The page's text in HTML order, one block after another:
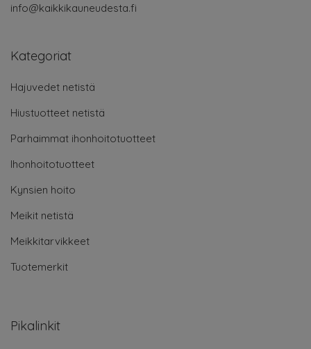
info@kaikkikauneudesta.fi
Kategoriat
Hajuvedet netistä
Hiustuotteet netistä
Parhaimmat ihonhoitotuotteet
Ihonhoitotuotteet
Kynsien hoito
Meikit netistä
Meikkitarvikkeet
Tuotemerkit
Pikalinkit